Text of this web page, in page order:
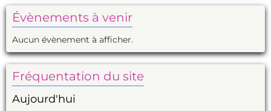
Évènements à venir
Aucun évènement à afficher.
Fréquentation du site
Aujourd'hui